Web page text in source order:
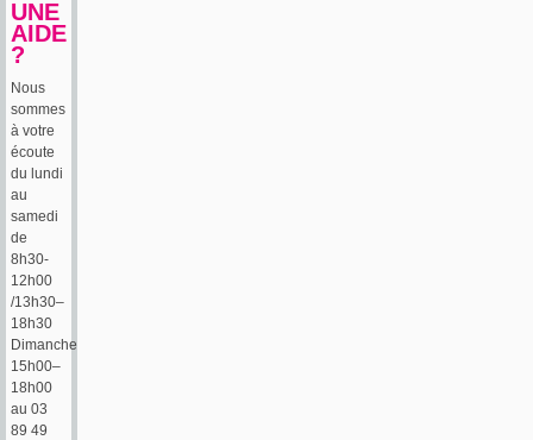
UNE
AIDE
?
Nous
sommes
à votre
écoute
du lundi
au
samedi
de
8h30-
12h00
/13h30–
18h30
Dimanche
15h00–
18h00
au 03
89 49